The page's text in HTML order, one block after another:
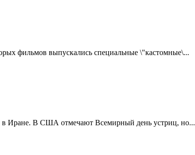
фильмов выпускались специальные \"кастомные\...
в Иране. В США отмечают Всемирный день устриц, но...